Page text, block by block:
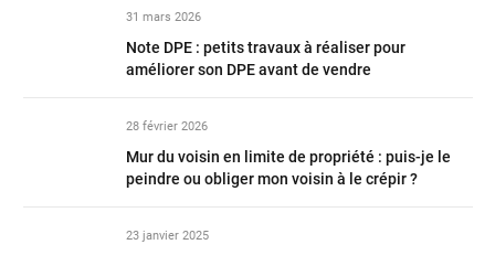
31 mars 2026
Note DPE : petits travaux à réaliser pour
améliorer son DPE avant de vendre
28 février 2026
Mur du voisin en limite de propriété : puis-je le
peindre ou obliger mon voisin à le crépir ?
23 janvier 2025